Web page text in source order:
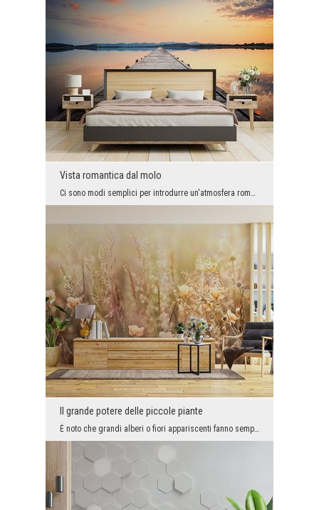
Vista romantica dal molo
Ci sono modi semplici per introdurre un'atmosfera romantica negli interni, e questa bella grafica...
Il grande potere delle piccole piante
È noto che grandi alberi o fiori appariscenti fanno sempre una grande impressione estetica su di ...